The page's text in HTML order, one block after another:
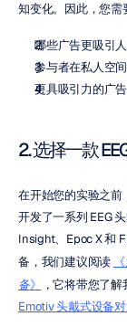
知变化。因此，您需
哪些广告更吸引
参与者在私人空
更具吸引力的广
2. 选择一款
在开始您的实验之前
开发了一系列 EEG
Insight、Epoc X 和
备，我们建议阅读 《
备》 ，
Emotiv 头戴式设备